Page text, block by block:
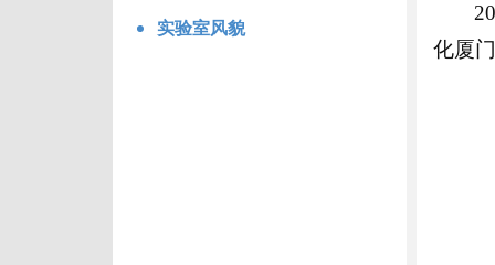
实验室风貌
化厦